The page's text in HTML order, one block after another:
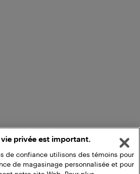
privée est important.
de confiance utilisons des témoins pour
de magasinage personnalisée et pour